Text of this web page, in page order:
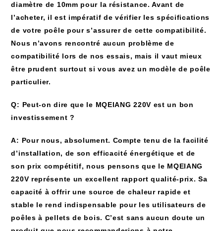
diamètre de 10mm pour la résistance. Avant de
l’acheter, il est impératif de vérifier les spécifications
de votre poêle pour s’assurer de cette compatibilité.
Nous n’avons rencontré aucun problème de
compatibilité lors de nos essais, mais il vaut mieux
être prudent surtout si vous avez un modèle de poêle
particulier.
Q: Peut-on dire que le MQEIANG 220V est un bon
investissement ?
A: Pour nous, absolument. Compte tenu de la facilité
d’installation, de son efficacité énergétique et de
son prix compétitif, nous pensons que le MQEIANG
220V représente un excellent rapport qualité-prix. Sa
capacité à offrir une source de chaleur rapide et
stable le rend indispensable pour les utilisateurs de
poêles à pellets de bois. C’est sans aucun doute un